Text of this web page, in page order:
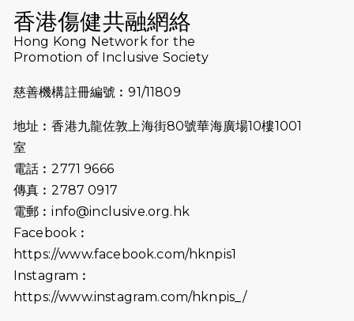
Run 2025
2025-08-07 諾德 x 猛龍慈善共融音樂夜2025
🌟
2025-06-15
會及愛。匯聚商龍會支持！
2025-06-09
《猛龍傳之誰怕誰》電影欣賞 - 感謝
生，GBS，JP出席
2025-06-06
《為你喝采陳百強歌迷會》慷慨贊助
38張門票欣賞香港中樂團 X 陳百強 —
香港傷健共融網絡
Hong Kong Network for the
Promotion of Inclusive Society
慈善機構註冊編號︰91/11809
地址︰香港九龍佐敦上海街80號華海廣場10樓1001
室
電話︰2771 9666
傳真︰2787 0917
電郵︰info@inclusive.org.hk
Facebook︰
https://www.facebook.com/hknpis1
Instagram︰
https://www.instagram.com/hknpis_/